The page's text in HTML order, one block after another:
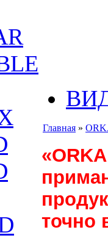
Главная »
«ORKA
точно